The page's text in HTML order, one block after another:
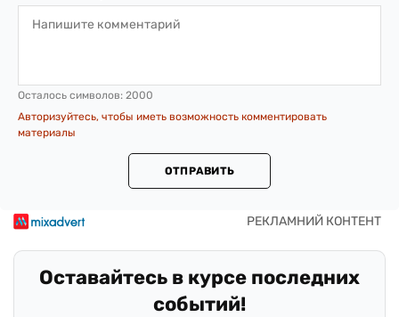
Осталось символов: 2000
Авторизуйтесь, чтобы иметь возможность комментировать
материалы
ОТПРАВИТЬ
Оставайтесь в курсе последних
событий!